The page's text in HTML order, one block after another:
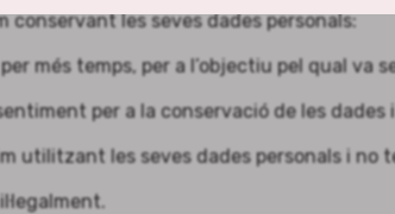
conservant les seves dades personals:
més temps, per a l’objectiu pel qual va
per a la conservació de les
utilitzant les seves dades personals i no